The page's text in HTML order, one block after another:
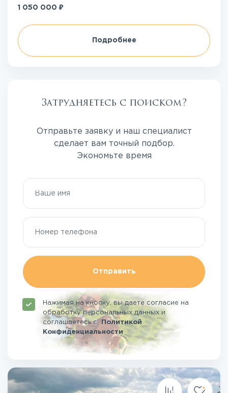
1 050 000 ₽
Подробнее
Затрудняетесь с поиском?
Отправьте заявку и наш специалист
сделает вам точный подбор.
Экономьте время
Отправить
Нажимая на кнопку, вы даете согласие на
обработку персональных данных и
соглашаетесьсПолитикой
Конфиденциальности